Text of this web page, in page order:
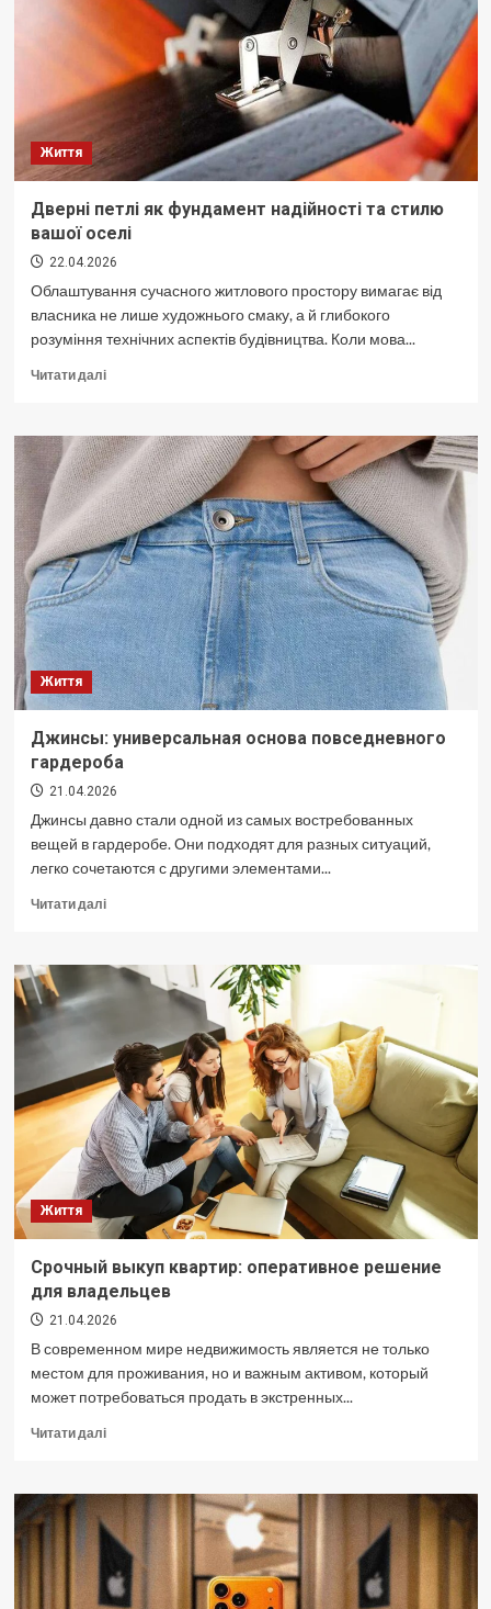
готуватися
зими
Життя
Дверні петлі як фундамент надійності та стилю
вашої оселі
22.04.2026
Облаштування сучасного житлового простору вимагає від
власника не лише художнього смаку, а й глибокого
розуміння технічних аспектів будівництва. Коли мова...
Читати даліДокладніше
петлі
як
фундамент
надійності
та
стилю
вашої
оселі
Життя
Джинсы: универсальная основа повседневного
гардероба
21.04.2026
Джинсы давно стали одной из самых востребованных
вещей в гардеробе. Они подходят для разных ситуаций,
легко сочетаются с другими элементами...
Читати даліДокладніше
универсальная
основа
повседневного
Життя
Срочный выкуп квартир: оперативное решение
для владельцев
21.04.2026
В современном мире недвижимость является не только
местом для проживания, но и важным активом, который
может потребоваться продать в экстренных...
Читати даліДокладніше
выкуп
квартир:
оперативное
решение
для
владельцев